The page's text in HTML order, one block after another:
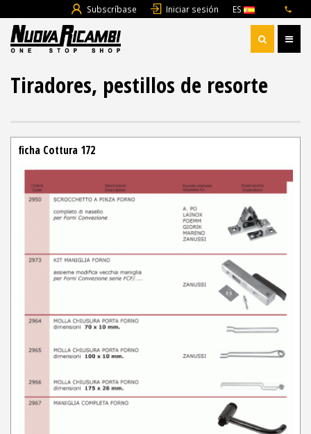
Subscríbase Iniciar sesión ES
Tiradores, pestillos de resorte
ficha Cottura 172